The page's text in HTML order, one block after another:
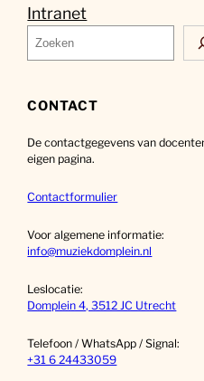
Intranet
Z
o
k
n
CONTACT
De contactgegevens van
eigen pagina.
Contactformulier
Voor algemene informatie:
info@muziekdomplein.nl
Leslocatie:
Domplein 4, 3512 JC Utrecht
Telefoon / WhatsApp / Signal:
+31 6 24433059